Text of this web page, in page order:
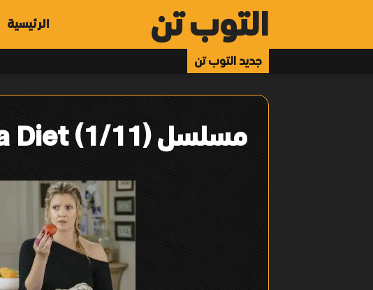
التوب تن الرئيسية
جديد التوب تن
مسلسل Santa Clarita Diet (1/11)